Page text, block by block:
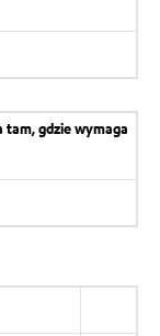
gdzie wymaga